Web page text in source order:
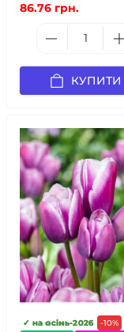
86.76 грн.
КУПИТИ
-10%
✓ на осінь-2026